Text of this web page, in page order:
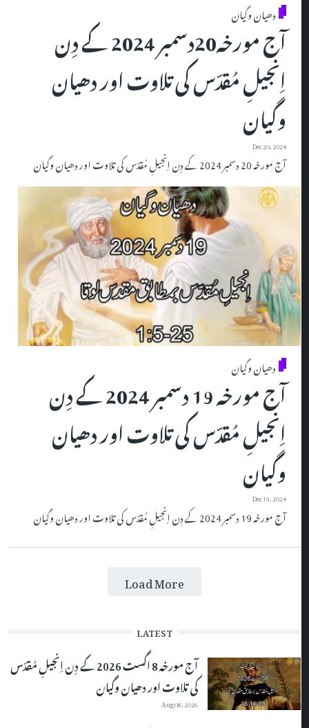
دھیان وگیان
آج مورخہ20دسمبر 2024 کے دِن
اِنجیلِ مُقدّس کی تلاوت اور دھیان
وگیان
Dec 20, 2024
آج مورخہ 20 دسمبر 2024 کے دِن اِنجیلِ مُقدّس کی تلاوت اور دھیان وگیان
دھیان وگیان
آج مورخہ 19 دسمبر 2024 کے دِن
اِنجیلِ مُقدّس کی تلاوت اور دھیان
وگیان
Dec 19, 2024
آج مورخہ 19 دسمبر 2024 کے دِن اِنجیلِ مُقدّس کی تلاوت اور دھیان وگیان
Load More
LATEST
آج مورخہ 8 اگست 2026 کے دِن اِنجیلِ مُقدّس
کی تلاوت اور دھیان وگیان
Aug 08, 2026